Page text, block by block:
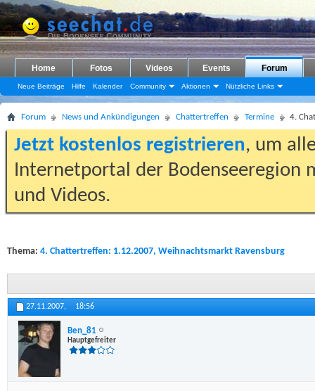
Home Fotos Videos Events Forum
Neue Beiträge Hilfe Kalender Community Aktionen Nützliche Links
Forum News und Ankündigungen Chattertreffen Termine 4.
Jetzt kostenlos registrieren, um
Internetportal der Bodenseeregion
und Videos.
Thema: 4. Chattertreffen: 1.12.2007, Weihnachtsmarkt Ravensburg
27.11.2007, 18:56
Ben_81
Hauptgefreiter